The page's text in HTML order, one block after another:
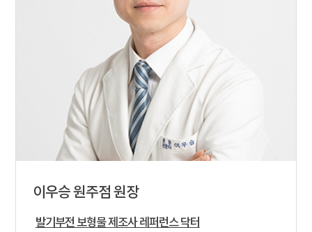
이우승원주점 원장
발기부전 보형물 제조사 레퍼런스 닥터